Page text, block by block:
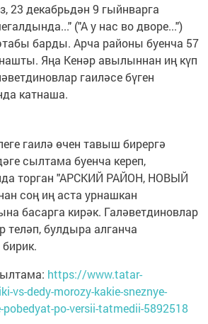
23 декабрьдән 9 гыйнварга
("А у нас во дворе...")
барды. Арча районы буенча 57
Яңа Кенәр авылыннан иң күп
гаиләсе бүген
катнаша.
гаилә өчен тавыш бирергә
сылтама буенча кереп,
торган "АРСКИЙ РАЙОН, НОВЫЙ
соң иң аста урнашкан
басарга кирәк. Галәветдиновлар
теләп, булдыра алганча
https://www.tatar-
vs-dedy-morozy-kakie-sneznye-
pobedyat-po-versii-tatmedii-5892518